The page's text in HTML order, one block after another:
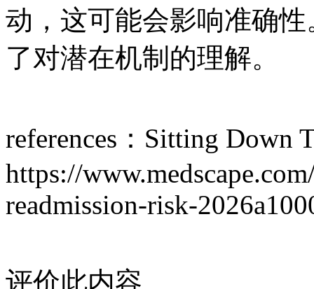
动，这可能会影响准确
了对潜在机制的理解。
references：Sitting Down
https://
readmission-risk-
评价此内容